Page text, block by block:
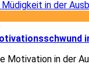
Motivation in der